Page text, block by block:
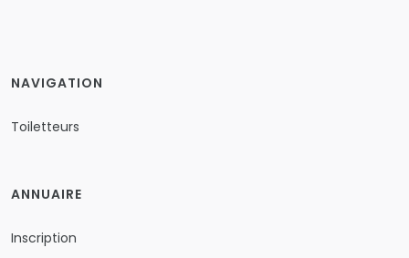
NAVIGATION
Toiletteurs
ANNUAIRE
Inscription